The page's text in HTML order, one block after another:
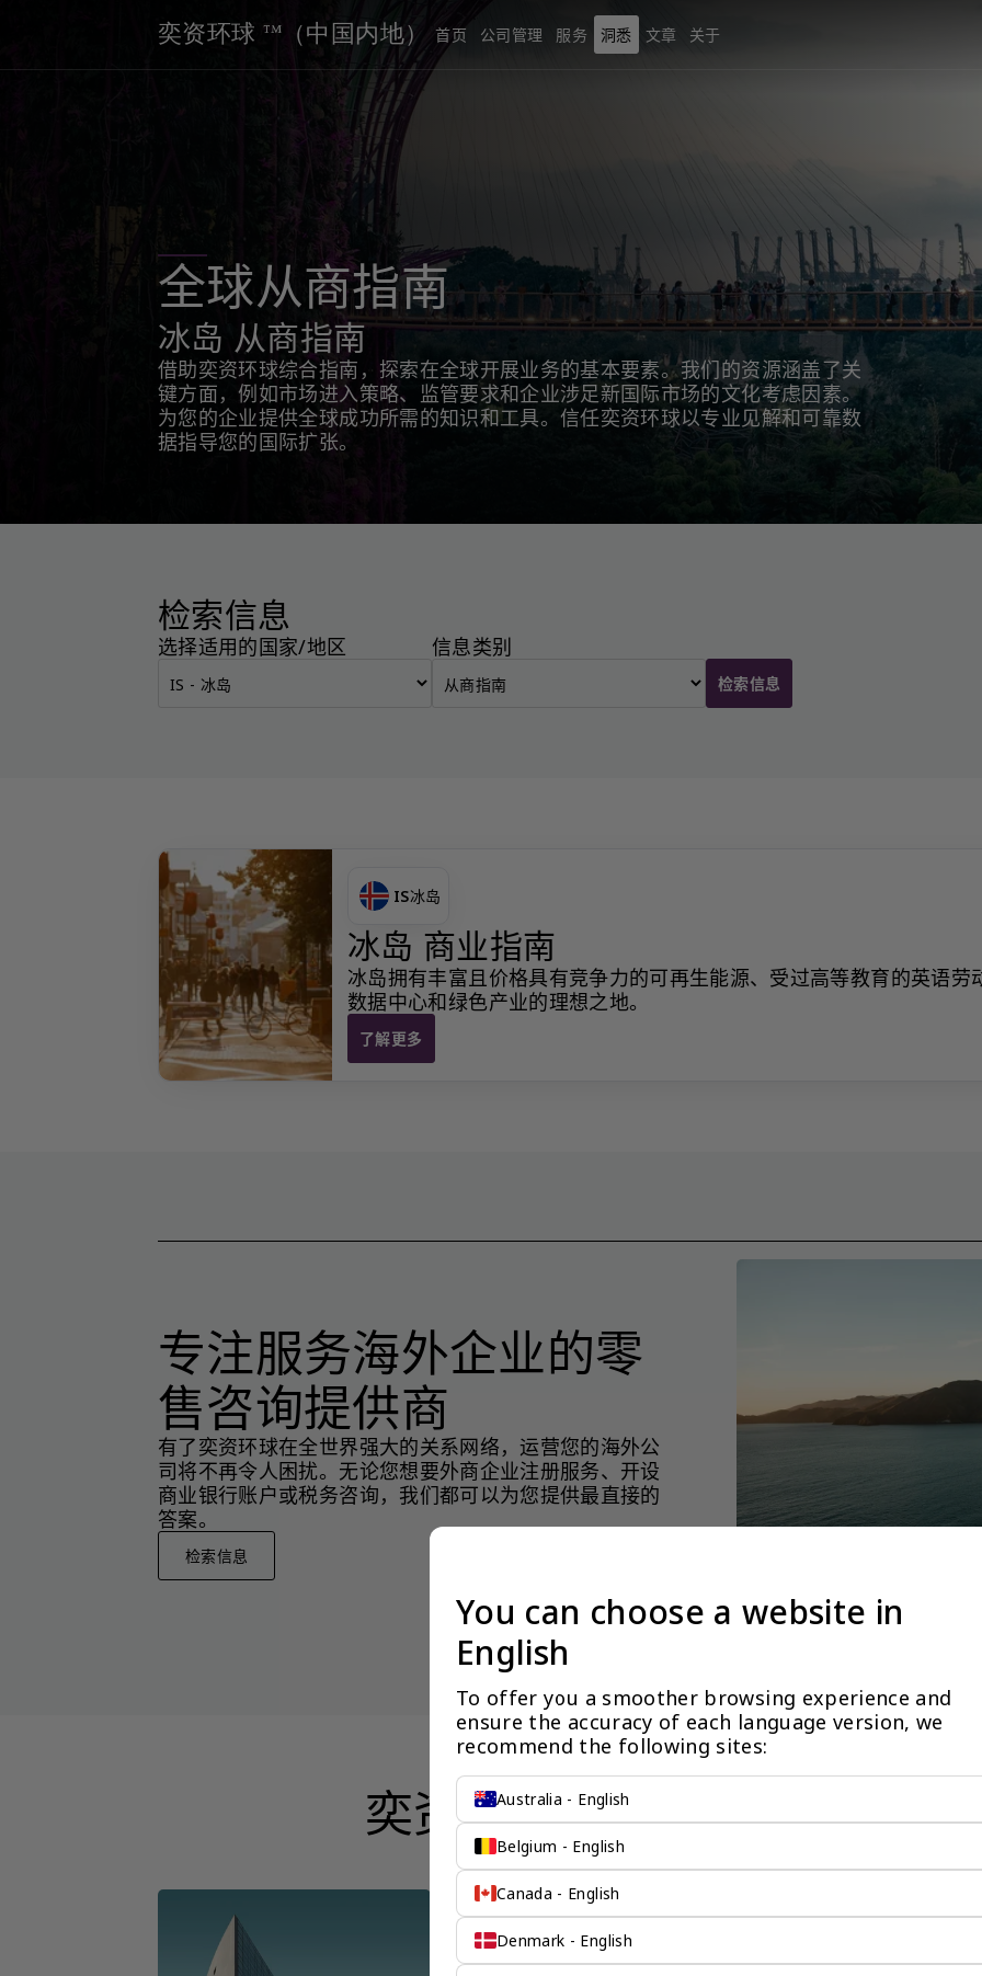
奕资环球 ™（中国内地） 首页 公司管理 服务 洞悉 文章 关于
全球从商指南
冰岛 从商指南
借助奕资环球综合指南，探索在全球开展业务的基本要素。我们的资源涵盖了关
键方面，例如市场进入策略、监管要求和企业涉足新国际市场的文化考虑因素。
为您的企业提供全球成功所需的知识和工具。信任奕资环球以专业见解和可靠数
据指导您的国际扩张。
检索信息
选择适用的国家/地区 信息类别
检索信息
IS冰岛
冰岛 商业指南
冰岛拥有丰富且价格具有竞争力的可再生能源、受过高等教育的英语
数据中心和绿色产业的理想之地。
了解更多
冰岛 商业指南
专注服务海外企业的零
售咨询提供商
有了奕资环球在全世界强大的关系网络，运营您的海外公
司将不再令人困扰。无论您想要外商企业注册服务、开设
商业银行账户或税务咨询，我们都可以为您提供最直接的
答案。
检索信息
奕资环球 ™（中国内地） 企
检索所有产品 >
You can choose a website in
English
To offer you a smoother browsing experience and
ensure the accuracy of each language version, we
recommend the following sites:
Australia - English
Belgium - English
Canada - English
Denmark - English